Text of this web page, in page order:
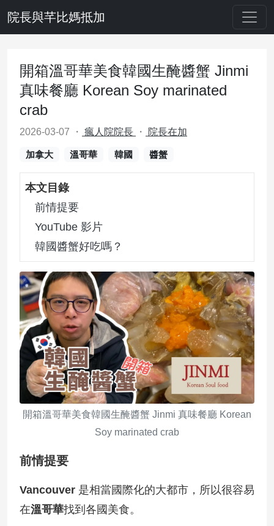
院長與芊比媽抵加
開箱溫哥華美食韓國生醃醬蟹 Jinmi
真味餐廳 Korean Soy marinated
crab
2026-03-07 ・ 瘋人院院長 ・ 院長在加
加拿大 溫哥華 韓國 醬蟹
本文目錄
前情提要
YouTube 影片
韓國醬蟹好吃嗎？
開箱溫哥華美食韓國生醃醬蟹 Jinmi 真味餐廳 Korean
Soy marinated crab
前情提要
Vancouver 是相當國際化的大都市，所以很容易
在溫哥華找到各國美食。